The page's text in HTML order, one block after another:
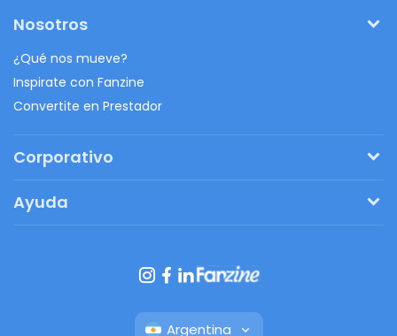
Nosotros
¿Qué nos mueve?
Inspirate con Fanzine
Convertite en Prestador
Corporativo
Regalos originales
Ayuda
Botón de arrepentimiento
Argentina